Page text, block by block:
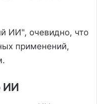
ИИ", очевидно, что
применений,
ИИ